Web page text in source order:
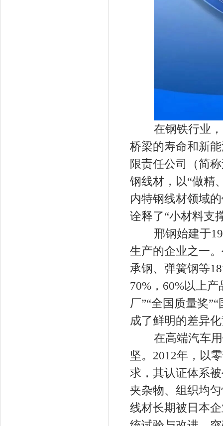
在钢铁行业，
桥梁的寿命和新
限责任公司（简
钢线材，以“做精
内特钢线材领域
诠释了“小材料
邢钢始建于
生产的企业之一
承钢、弹簧钢等
70%，60%以上
厂”“全国质量奖
成了鲜明的差异
在高端汽车用
坚。2012年，以
求，其认证体系
夹杂物、组织均
线材长期被日本